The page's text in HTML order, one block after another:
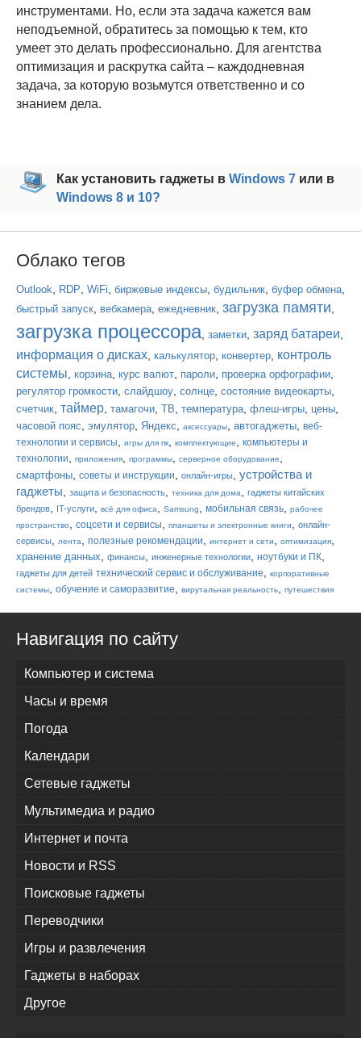
инструментами. Но, если эта задача кажется вам
неподъемной, обратитесь за помощью к тем, кто
умеет это делать профессионально. Для агентства
оптимизация и раскрутка сайта – каждодневная
задача, за которую возьмутся ответственно и со
знанием дела.
Как установить гаджеты в Windows 7 или в
Windows 8 и 10?
Облако тегов
Outlook RDP WiFi биржевые индексы будильник буфер обмена
быстрый запуск вебкамера ежедневник загрузка памяти
загрузка процессора, заметки заряд батареи
информация о дисках калькулятор конвертер контроль
системы корзина курс валют пароли проверка орфографии
регулятор громкости слайдшоу солнце состояние видеокарты
счетчик таймер тамагочи ТВ температура флеш-игры цены
часовой пояс эмулятор Яндекс аксессуары автогаджеты веб-
технологии и сервисы
игры для пк комплектующие
компьютеры и
технологии
приложения программы серверное оборудование
смартфоны советы и инструкции онлайн-игры
устройства и
гаджеты
защита и безопасность техника для дома
гаджеты китайских
брендов
IT-услуги всё для офиса Samsung мобильная связь
рабочее
пространство
соцсети и сервисы планшеты и электронные книги
онлайн-
сервисы
лента полезные рекомендации интернет и сети оптимизация
хранение данных финансы инженерные технологии ноутбуки и ПК
гаджеты для детей технический сервис и обслуживание
корпоративные
системы
обучение и саморазвитие вирутальная реальность путешествия
Навигация по сайту
Компьютер и система
Часы и время
Погода
Календари
Сетевые гаджеты
Мультимедиа и радио
Интернет и почта
Новости и RSS
Поисковые гаджеты
Переводчики
Игры и развлечения
Гаджеты в наборах
Другое